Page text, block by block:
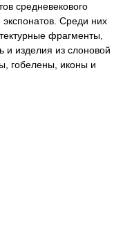
средневекового
Среди них
фрагменты,
и изделия из слоновой
гобелены, иконы и